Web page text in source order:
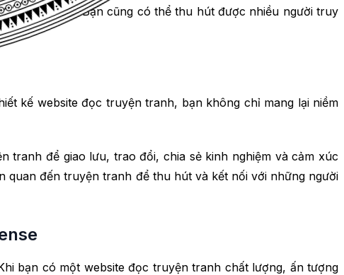
sở thích. Bạn cũng có thể thu hút được nhiều người truy
kế website đọc truyện tranh, bạn không chỉ mang lại niềm
tranh để giao lưu, trao đổi, chia sẻ kinh nghiệm và cảm xúc
quan đến truyện tranh để thu hút và kết nối với những người
bạn có một website đọc truyện tranh chất lượng, ấn tượng